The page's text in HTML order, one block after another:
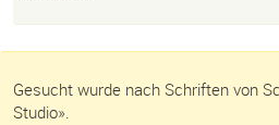
Gesucht wurde nach Schriften von
Studio».